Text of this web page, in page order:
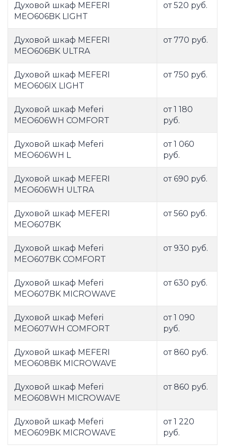
Духовой шкаф MEFERI
MEO606BK LIGHT
от 520 руб.
Духовой шкаф MEFERI
MEO606BK ULTRA
от 770 руб.
Духовой шкаф MEFERI
MEO606IX LIGHT
от 750 руб.
Духовой шкаф Meferi
MEO606WH COMFORT
от 1 180
руб.
Духовой шкаф Meferi
MEO606WH L
от 1 060
руб.
Духовой шкаф MEFERI
MEO606WH ULTRA
от 690 руб.
Духовой шкаф MEFERI
MEO607BK
от 560 руб.
Духовой шкаф Meferi
MEO607BK COMFORT
от 930 руб.
Духовой шкаф Meferi
MEO607BK MICROWAVE
от 630 руб.
Духовой шкаф Meferi
MEO607WH COMFORT
от 1 090
руб.
Духовой шкаф MEFERI
MEO608BK MICROWAVE
от 860 руб.
Духовой шкаф Meferi
MEO608WH MICROWAVE
от 860 руб.
Духовой шкаф Meferi
MEO609BK MICROWAVE
от 1 220
руб.